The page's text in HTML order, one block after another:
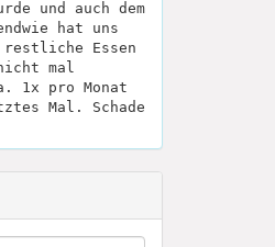
und auch dem
hat uns
Essen
mal
1x pro Monat
Mal. Schade